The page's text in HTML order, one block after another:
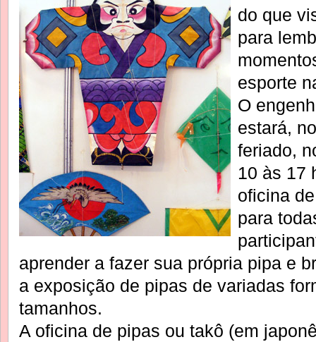
do que
para
esporte
O
estará,
feriado,
10 às 17
oficina
para
aprender a fazer sua própria pipa e
a exposição de pipas de variadas
tamanhos.
A oficina de pipas ou takô (em